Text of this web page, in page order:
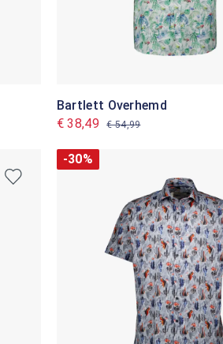
Bartlett Overhemd
€ 38,49
€ 54,99
-30%